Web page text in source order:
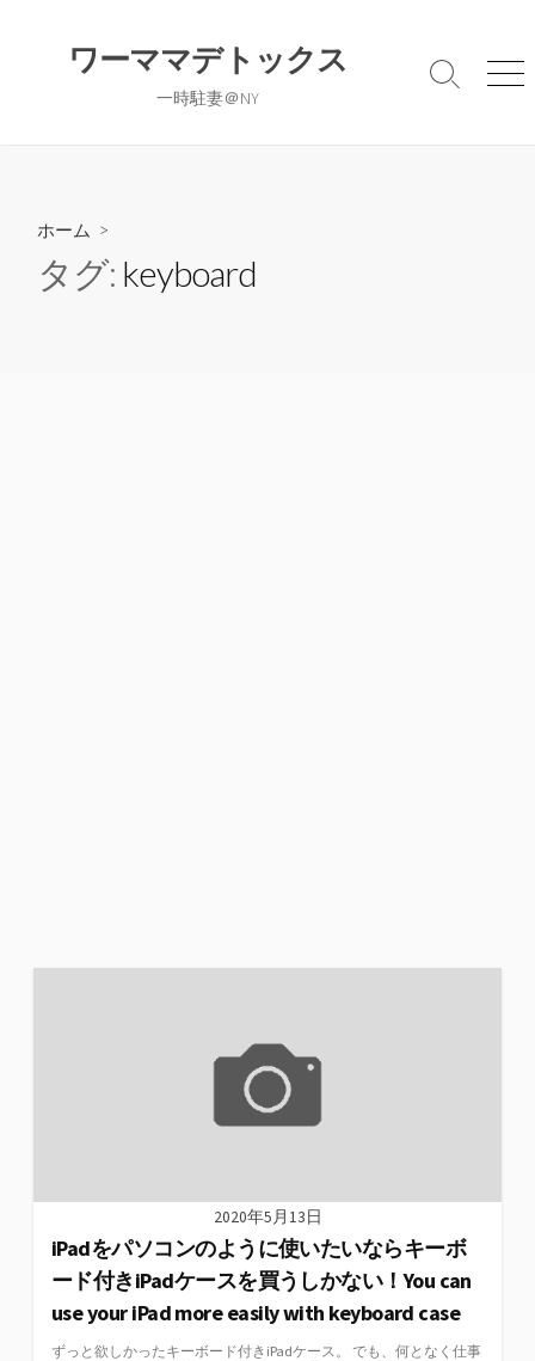
ワーママデトックス
一時駐妻＠NY
検
メ
ホーム >
タグ: keyboard
2020年5月13日
iPadをパソコンのように使いたいならキーボ
ード付きiPadケースを買うしかない！You can
use your iPad more easily with keyboard case
ずっと欲しかったキーボード付きiPadケース。 でも、何となく仕事